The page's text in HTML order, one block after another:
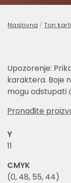
Naslovna / Ton
Upozorenje:
karaktera. Boje
mogu odstupati
Pronađite
Y
11
CMYK
(0, 48, 55, 44)